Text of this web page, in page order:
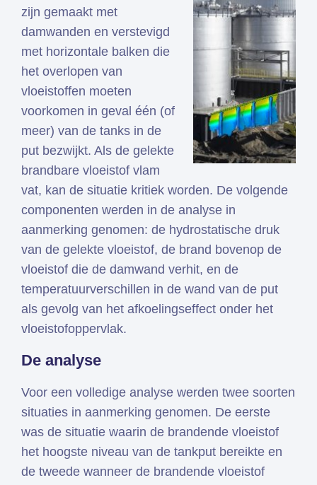
zijn gemaakt met
damwanden en verstevigd
met horizontale balken die
het overlopen van
vloeistoffen moeten
voorkomen in geval één (of
meer) van de tanks in de
put bezwijkt. Als de gelekte
brandbare vloeistof vlam
vat, kan de situatie kritiek worden. De volgende
componenten werden in de analyse in
aanmerking genomen: de hydrostatische druk
van de gelekte vloeistof, de brand bovenop de
vloeistof die de damwand verhit, en de
temperatuurverschillen in de wand van de put
als gevolg van het afkoelingseffect onder het
vloeistofoppervlak.
De analyse
Voor een volledige analyse werden twee soorten
situaties in aanmerking genomen. De eerste
was de situatie waarin de brandende vloeistof
het hoogste niveau van de tankput bereikte en
de tweede wanneer de brandende vloeistof